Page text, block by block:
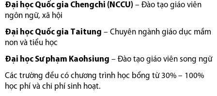
Đại học Quốc gia Chengchi (NCCU) – Đào tạo giáo viên
ngôn ngữ, xã hội
Đại học Quốc gia Taitung – Chuyên ngành giáo dục mầm
non và tiểu học
Đại học Sư phạm Kaohsiung – Đào tạo giáo viên song ngữ
Các trường đều có chương trình học bổng từ 30% – 100%
học phí và chi phí sinh hoạt.